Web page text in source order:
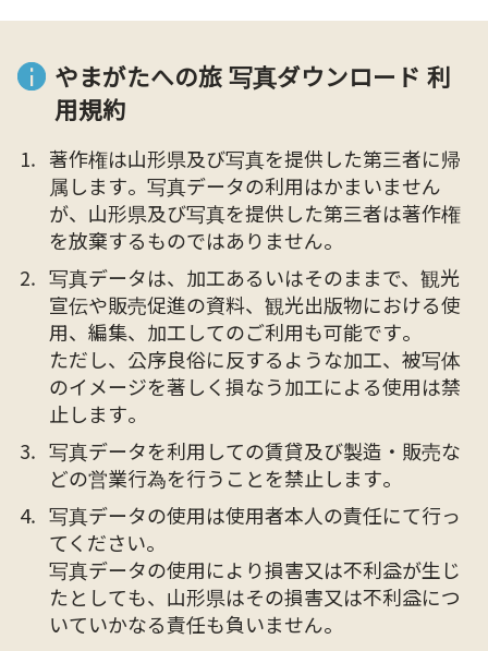
やまがたへの旅 写真ダウンロード 利
用規約
著作権は山形県及び写真を提供した第三者に帰
属します。写真データの利用はかまいません
が、山形県及び写真を提供した第三者は著作権
を放棄するものではありません。
写真データは、加工あるいはそのままで、観光
宣伝や販売促進の資料、観光出版物における使
用、編集、加工してのご利用も可能です。
ただし、公序良俗に反するような加工、被写体
のイメージを著しく損なう加工による使用は禁
止します。
写真データを利用しての賃貸及び製造・販売な
どの営業行為を行うことを禁止します。
写真データの使用は使用者本人の責任にて行っ
てください。
写真データの使用により損害又は不利益が生じ
たとしても、山形県はその損害又は不利益につ
いていかなる責任も負いません。